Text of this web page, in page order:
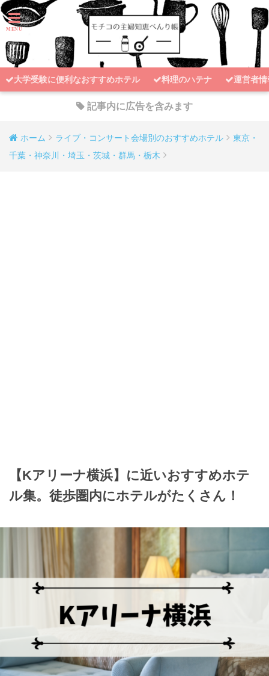
大学受験に便利なおすすめホテル 料理のハテナ 運営者情
記事内に広告を含みます
ホーム ライブ・コンサート会場別のおすすめホテル
東京・
千葉・神奈川・埼玉・茨城・群馬・栃木
【Kアリーナ横浜】に近いおすすめホテ
ル集。徒歩圏内にホテルがたくさん！